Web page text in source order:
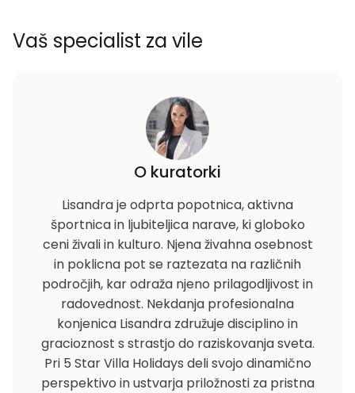
Vaš specialist za vile
O kuratorki
Lisandra je odprta popotnica, aktivna
športnica in ljubiteljica narave, ki globoko
ceni živali in kulturo. Njena živahna osebnost
in poklicna pot se raztezata na različnih
področjih, kar odraža njeno prilagodljivost in
radovednost. Nekdanja profesionalna
konjenica Lisandra združuje disciplino in
gracioznost s strastjo do raziskovanja sveta.
Pri 5 Star Villa Holidays deli svojo dinamično
perspektivo in ustvarja priložnosti za pristna